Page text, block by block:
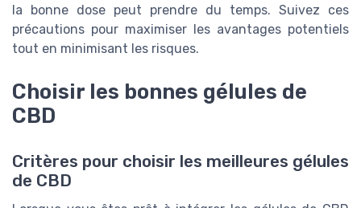
la bonne dose peut prendre du temps. Suivez ces
précautions pour maximiser les avantages potentiels
tout en minimisant les risques.
Choisir les bonnes gélules de
CBD
Critères pour choisir les meilleures gélules
de CBD